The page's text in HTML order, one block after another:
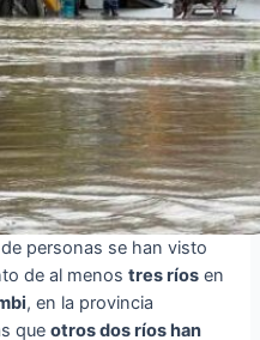
de personas se han visto
de al menostres ríos en
, en la provincia
queotros dos ríos han